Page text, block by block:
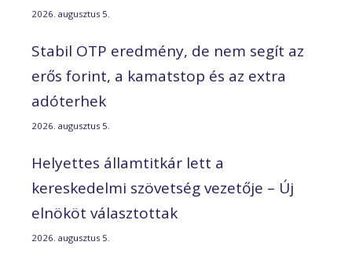
2026. augusztus 5.
Stabil OTP eredmény, de nem segít az
erős forint, a kamatstop és az extra
adóterhek
2026. augusztus 5.
Helyettes államtitkár lett a
kereskedelmi szövetség vezetője – Új
elnököt választottak
2026. augusztus 5.